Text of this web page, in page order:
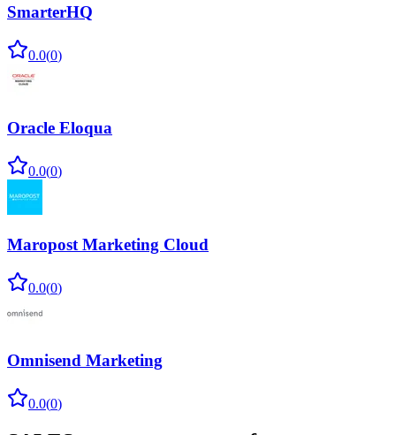
SmarterHQ
0.0(0)
Oracle Eloqua
0.0(0)
Maropost Marketing Cloud
0.0(0)
Omnisend Marketing
0.0(0)